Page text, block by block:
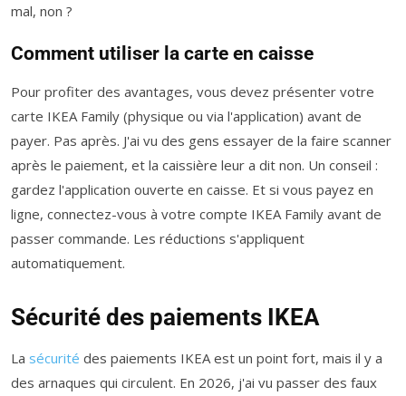
mal, non ?
Comment utiliser la carte en caisse
Pour profiter des avantages, vous devez présenter votre
carte IKEA Family (physique ou via l'application) avant de
payer. Pas après. J'ai vu des gens essayer de la faire scanner
après le paiement, et la caissière leur a dit non. Un conseil :
gardez l'application ouverte en caisse. Et si vous payez en
ligne, connectez-vous à votre compte IKEA Family avant de
passer commande. Les réductions s'appliquent
automatiquement.
Sécurité des paiements IKEA
La sécurité des paiements IKEA est un point fort, mais il y a
des arnaques qui circulent. En 2026, j'ai vu passer des faux